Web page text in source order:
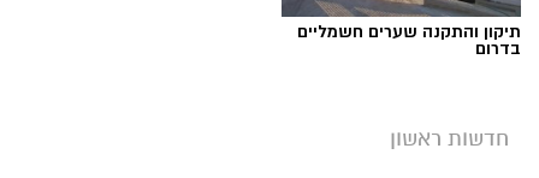
מצטיינת אגף הלוגיסטיקה במד"א שחר ברן תושבת
כבוד לראשון לציון:
תיקון והתקנה שערים חשמליים
בדרום
חדשות ראשון